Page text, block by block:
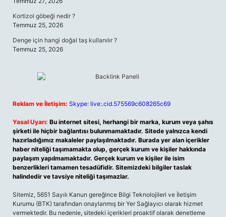
Kortizol göbeği nedir ?
Temmuz 25, 2026
Denge için hangi doğal taş kullanılır ?
Temmuz 25, 2026
Reklam ve İletişim: Skype: live:.cid.575569c608265c69
Yasal Uyarı: Bu internet sitesi, herhangi bir marka, kurum veya şahıs
şirketi ile hiçbir bağlantısı bulunmamaktadır. Sitede yalnızca kendi
hazırladığımız makaleler paylaşılmaktadır. Burada yer alan içerikler
haber niteliği taşımamakta olup, gerçek kurum ve kişiler hakkında
paylaşım yapılmamaktadır. Gerçek kurum ve kişiler ile isim
benzerlikleri tamamen tesadüfidir. Sitemizdeki bilgiler taslak
halindedir ve tavsiye niteliği taşımazlar.
Sitemiz, 5651 Sayılı Kanun gereğince Bilgi Teknolojileri ve İletişim
Kurumu (BTK) tarafından onaylanmış bir Yer Sağlayıcı olarak hizmet
vermektedir. Bu nedenle, sitedeki içerikleri proaktif olarak denetleme